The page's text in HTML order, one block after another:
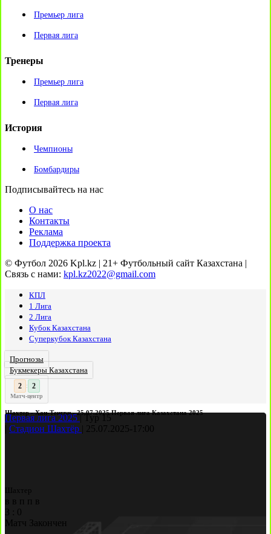
Премьер лига
Первая лига
Тренеры
Премьер лига
Первая лига
История
Чемпионы
Бомбардиры
Подписывайтесь на нас
О нас
Контакты
Реклама
Поддержка проекта
© Футбол 2026 Kpl.kz | 21+ Футбольный сайт Казахстана |
Связь с нами: kpl.kz2022@gmail.com
КПЛ
1 Лига
2 Лига
Кубок Казахстана
Суперкубок Казахстана
Прогнозы
Букмекеры Казахстана
3 : 2
Матч-центр
Шахтер - Хан-Тенгри - 25.07.2025 Первая лига Казахстана 2025
Первая лига 2025 Тур 15
Стадион Шахтёр 25.07.2025- 17:00
Шахтер
в в п п
в
3
0
Матч Закончен